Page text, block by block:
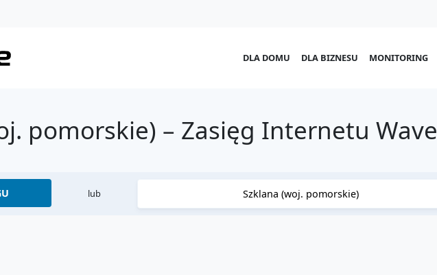
DLA DOMU DLA BIZNESU MONITORING
pomorskie) – Zasięg Internetu Wave
lub